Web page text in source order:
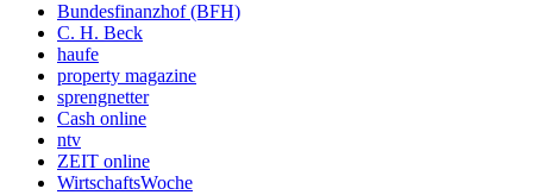
Bundesfinanzhof (BFH)
C. H. Beck
haufe
property magazine
sprengnetter
Cash online
ntv
ZEIT online
WirtschaftsWoche